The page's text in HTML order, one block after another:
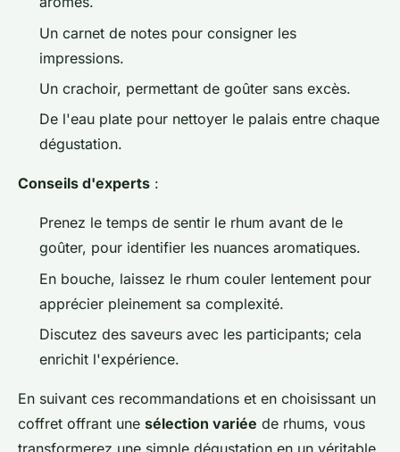
Un carnet de notes pour consigner les
impressions.
Un crachoir, permettant de goûter sans excès.
De l'eau plate pour nettoyer le palais entre chaque
dégustation.
Conseils d'experts :
Prenez le temps de sentir le rhum avant de le
goûter, pour identifier les nuances aromatiques.
En bouche, laissez le rhum couler lentement pour
apprécier pleinement sa complexité.
Discutez des saveurs avec les participants; cela
enrichit l'expérience.
En suivant ces recommandations et en choisissant un
coffret offrant une sélection variée de rhums, vous